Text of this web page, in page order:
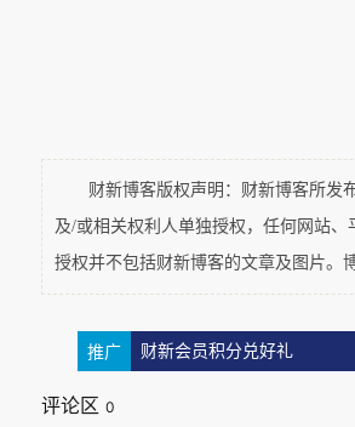
机除了充当日常的沟通工具外
向赵一一连珠炮式提问，惹得
事实上，手机能带来信息，
人的鼾声和女生例假时的冰冷
没有触感的恋爱，简直没有
一一会抱怨：消息回复速度越
加之，任何的女生图片或者出
财新博客版权声明：财新博客所发布
及/或相关权利人单独授权，任何网站
授权并不包括财新博客的文章及图片。
推广 财新会员积分兑好礼
评论区 0